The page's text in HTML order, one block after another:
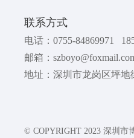
联系方式
电话：0755-84869971
邮箱：
地址：深圳市龙岗区坪
© COPYRIGHT 2023 深圳市